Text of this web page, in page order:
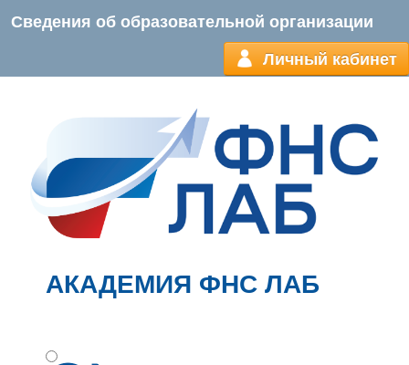
Сведения об образовательной организации
Личный кабинет
АКАДЕМИЯ ФНС ЛАБ